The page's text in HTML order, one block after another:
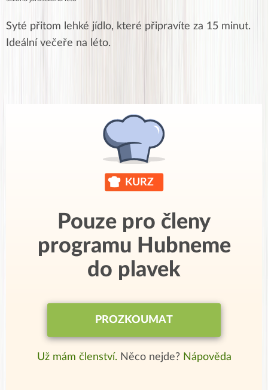
Syté přitom lehké jídlo, které připravíte za 15 minut.
Ideální večeře na léto.
Pouze pro členy
programu Hubneme
do plavek
PROZKOUMAT
Už mám členství. Něco nejde? Nápověda